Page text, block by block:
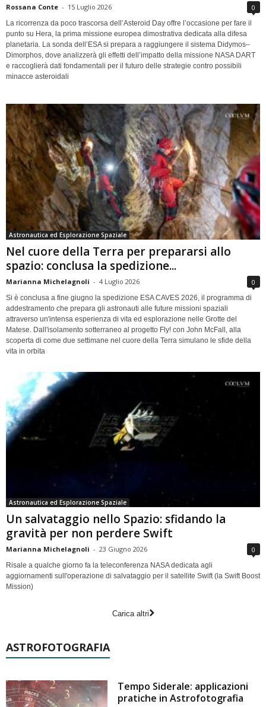
Rossana Conte - 15 Luglio 2026 0
La ricorrenza da poco trascorsa dell’Asteroid Day offre l’occasione per fare il
punto su Hera, la prima missione europea dimostrativa dedicata alla difesa
planetaria. La sonda dell’ESA si prepara a raggiungere il sistema Didymos–
Dimorphos, dove analizzerà gli effetti dell’impatto della missione NASA DART
e raccoglierà dati fondamentali per il futuro delle strategie contro possibili
minacce asteroidali
Astronautica ed Esplorazione Spaziale
Nel cuore della Terra per prepararsi allo
spazio: conclusa la spedizione...
Marianna Michelagnoli - 4 Luglio 2026 0
Si è conclusa a fine giugno la spedizione ESA CAVES 2026, il programma di
addestramento che prepara gli astronauti alle future missioni spaziali
attraverso un'intensa esperienza di vita ed esplorazione nelle Grotte del
Matese. Dall'isolamento sotterraneo al progetto Fly! con John McFall, alla
scoperta di come due settimane nel cuore della Terra simulano le sfide della
vita in orbita
Astronautica ed Esplorazione Spaziale
Un salvataggio nello Spazio: sfidando la
gravità per non perdere Swift
Marianna Michelagnoli - 23 Giugno 2026 0
Risale a qualche giorno fa la teleconferenza NASA dedicata agli
aggiornamenti sull'operazione di salvataggio per il satellite Swift (la Swift Boost
Mission)
Carica altri
ASTROFOTOGRAFIA
Tempo Siderale: applicazioni
pratiche in Astrofotografia